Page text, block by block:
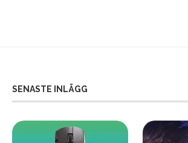
SENASTE INLÄGG